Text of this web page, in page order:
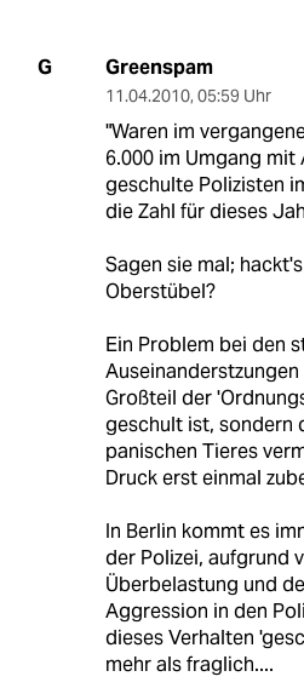
G Greenspam
11.04.2010, 05:59 Uhr
"Waren im
6.000 im Umgang
geschulte Polizisten
die Zahl für dieses
Sagen sie mal;
Oberstübel?
Ein Problem bei den
Großteil der
geschult ist, sondern
panischen Tieres
Druck erst einmal
In Berlin kommt es
der Polizei, aufgrund
Überbelastung und
Aggression in den
dieses Verhalten
mehr als fraglich....